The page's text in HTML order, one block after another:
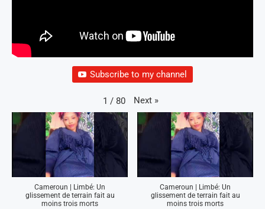
Subscribe to my channel
1 / 80 Next »
Cameroun | Limbé: Un
glissement de terrain fait au
moins trois morts
Cameroun | Limbé: Un
glissement de terrain fait au
moins trois morts